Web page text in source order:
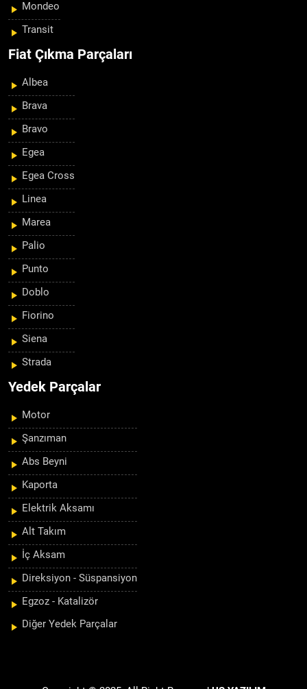
Mondeo
Transit
Fiat Çıkma Parçaları
Albea
Brava
Bravo
Egea
Egea Cross
Linea
Marea
Palio
Punto
Doblo
Fiorino
Siena
Strada
Yedek Parçalar
Motor
Şanzıman
Abs Beyni
Kaporta
Elektrik Aksamı
Alt Takım
İç Aksam
Direksiyon - Süspansiyon
Egzoz - Katalizör
Diğer Yedek Parçalar